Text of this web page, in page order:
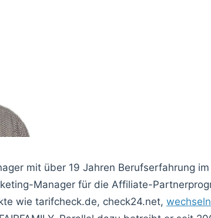
mit über 19 Jahren Berufserfahrung
Manager für die Affiliate-
wie tarifcheck.de, check24.net, wechseln